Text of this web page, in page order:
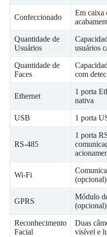
Confeccionado
Em caixa
Quantidade de
Usuários
usuários
Quantidade de
Faces
com
Ethernet
1 porta
nativa
USB 1 porta
RS-485
1 porta
Wi-Fi
(opcional)
GPRS
Módulo
(opcional)
Reconhecimento
Facial
Duas
visível e